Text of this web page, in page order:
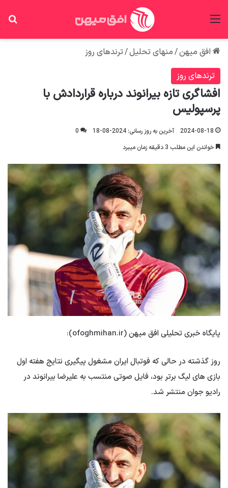
افق میهن/منهای تحلیل/ترندهای روز
ترندهای روز
افشاگری تازه بیرانوند درباره قراردادش با
پرسپولیس
2024-08-18 آخرین به روز رسانی: 2024-08-18
0
خواندن این مطلب 3 دقیقه زمان میبرد
پایگاه خبری تحلیلی افق میهن (ofoghmihan.ir):
روز گذشته در حالی که فوتبال ایران مشغول پیگیری نتایج هفته اول
بازی های لیگ برتر بود، فایل صوتی منتسب به علیرضا بیرانوند در
رادیو جوان منتشر شد.